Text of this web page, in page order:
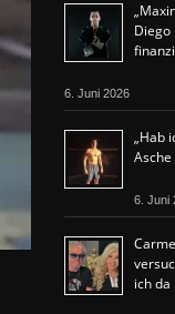
Diego
6. Juni 2026
„Hab
6. Juni
ich da